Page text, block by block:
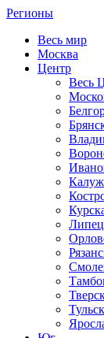
Регионы
Весь мир
Москва
Центр
Весь